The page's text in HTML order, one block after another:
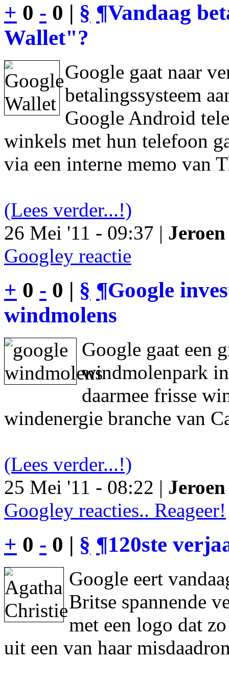
+ 0 - 0 | § ¶Vandaag
Wallet"?
Google gaat naar
betalingssysteem
Google Android
winkels met hun telefoon
via een interne memo van
(Lees verder...!)
26 Mei '11 - 09:37 |
Googley reactie
+ 0 - 0 | § ¶Google
windmolens
Google gaat een
windmolenpark
daarmee frisse
windenergie branche van
(Lees verder...!)
25 Mei '11 - 08:22 |
Googley reacties.. Reageer!
+ 0 - 0 | § ¶120ste
Google eert
Britse spannende
met een logo dat
uit een van haar